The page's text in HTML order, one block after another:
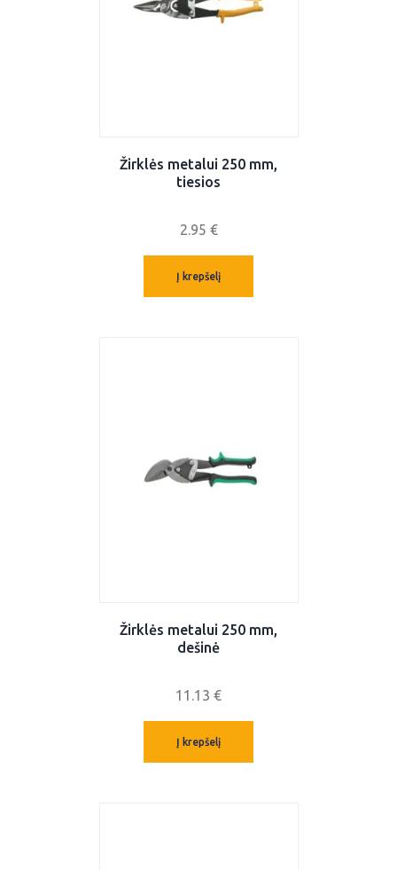
Žirklės metalui 250 mm,
tiesios
2.95 €
Į krepšelį
Žirklės metalui 250 mm,
dešinė
11.13 €
Į krepšelį